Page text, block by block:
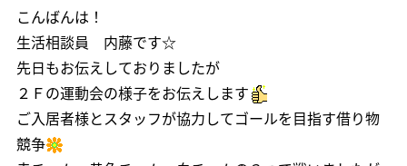
こんばんは！
生活相談員 内藤です☆
先日もお伝えしておりましたが
２Ｆの運動会の様子をお伝えします
ご入居者様とスタッフが協力してゴールを目指す借り物
競争